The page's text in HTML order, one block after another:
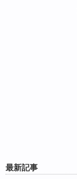
最新記事